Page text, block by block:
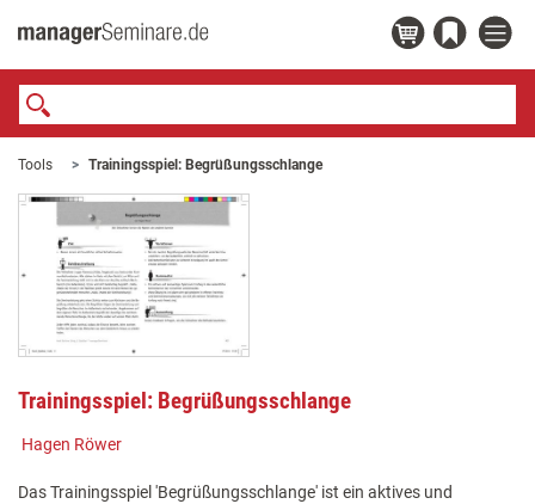
Tools Trainingsspiel: Begrüßungsschlange
Trainingsspiel: Begrüßungsschlange
Hagen Röwer
Das Trainingsspiel 'Begrüßungsschlange' ist ein aktives und